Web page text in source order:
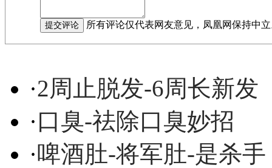
所有评论仅代表网友意见，凤凰网保持中
·2周止脱发-6周长新发
·口臭-祛除口臭妙招
·啤酒肚-将军肚-是杀手